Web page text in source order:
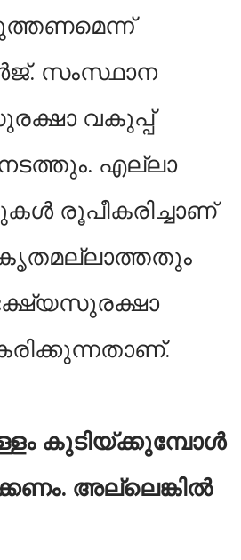
സംസ്ഥാന
വകുപ്പ്
എല്ലാ
രൂപീകരിച്ചാണ്
ഭക്ഷ്യസുരക്ഷാ
കുടിയ്‌ക്കുമ്പോൾ
അല്ലെങ്കിൽ